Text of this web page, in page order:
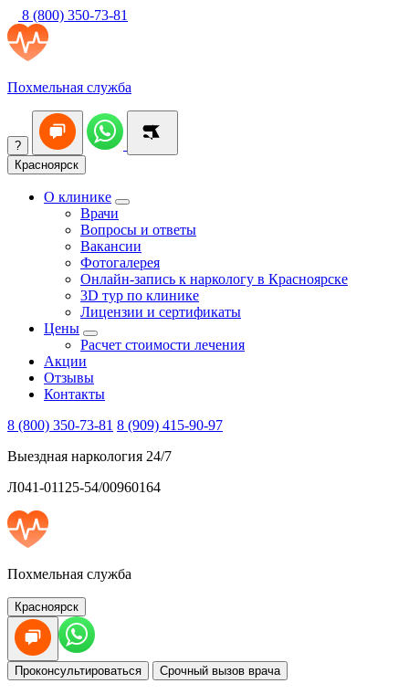
8 (800) 350-73-81
Похмельная служба
?
Красноярск
О клинике
Врачи
Вопросы и ответы
Вакансии
Фотогалерея
Онлайн-запись к наркологу в Красноярске
3D тур по клинике
Лицензии и сертификаты
Цены
Расчет стоимости лечения
Акции
Отзывы
Контакты
8 (800) 350-73-81 8 (909) 415-90-97
Выездная наркология 24/7
Л041-01125-54/00960164
Похмельная служба
Красноярск
Проконсультироваться Срочный вызов врача